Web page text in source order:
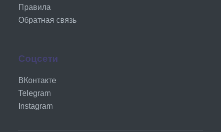
Правила
Обратная связь
Соцсети
ВКонтакте
Telegram
Instagram